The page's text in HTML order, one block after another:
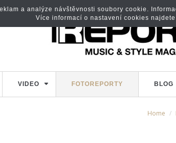
VIDEO FOTOREPORTY BLOG
Home
a analýze návštěvnosti soubory cookie.
Více informací o nastavení cookies najdete